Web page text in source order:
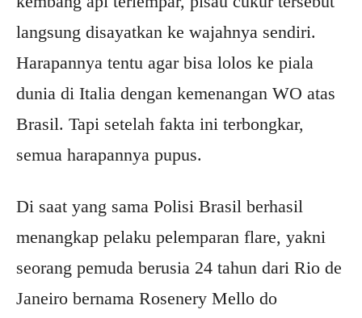
langsung disayatkan ke wajahnya sendiri.
Harapannya tentu agar bisa lolos ke piala
dunia di Italia dengan kemenangan WO atas
Brasil. Tapi setelah fakta ini terbongkar,
semua harapannya pupus.
Di saat yang sama Polisi Brasil berhasil
menangkap pelaku pelemparan flare, yakni
seorang pemuda berusia 24 tahun dari Rio de
Janeiro bernama Rosenery Mello do